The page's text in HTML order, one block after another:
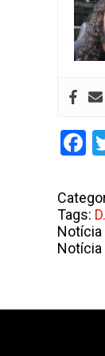
Tags:
Notícia
Notícia